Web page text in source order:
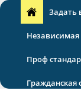
Задать
Независимая
Проф
Гражданская